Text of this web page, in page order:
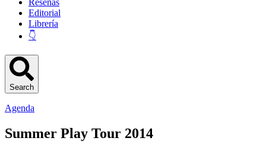
Reseñas
Editorial
Librería
👇
Search
Agenda
Summer Play Tour 2014